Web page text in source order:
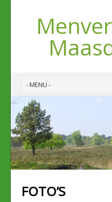
FOTO’S